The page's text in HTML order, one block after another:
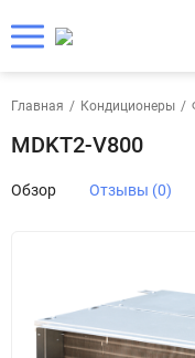
Главная / Кондиционеры /
MDKT2-V800
Обзор Отзывы (0)